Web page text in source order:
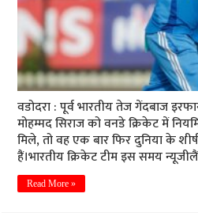
वडोदरा : पूर्व भारतीय तेज गेंदबाज
मोहम्मद सिराज को वनडे क्रिकेट में
मिले, तो वह एक बार फिर दुनिया के
हैं।भारतीय क्रिकेट टीम इस समय
Read More »